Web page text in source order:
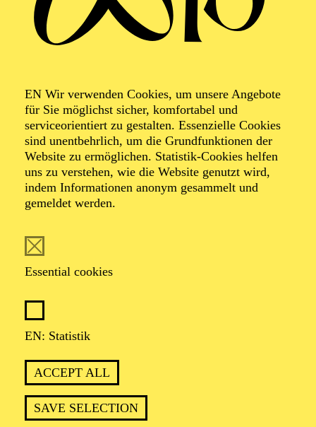
EN Wir verwenden Cookies, um unsere Angebote
für Sie möglichst sicher, komfortabel und
serviceorientiert zu gestalten. Essenzielle Cookies
sind unentbehrlich, um die Grundfunktionen der
Website zu ermöglichen. Statistik-Cookies helfen
uns zu verstehen, wie die Website genutzt wird,
indem Informationen anonym gesammelt und
gemeldet werden.
Essential cookies
EN: Statistik
ACCEPT ALL
SAVE SELECTION
20:00 - 23:00
Alfried Krupp Saal
Organiser: Theater-, Konzert- u. Gastspieldirektion OTTO
HOFNER GMBH
TICKETS
55,20 52,70€
EN: SCHAUSPIEL ESSEN
05.09.2026
19:30 - 21:30
BLICK AUF DEN IRAN –
STIMMEN ZUR AKTUELLEN
LAGE
TICKETS
8,00€